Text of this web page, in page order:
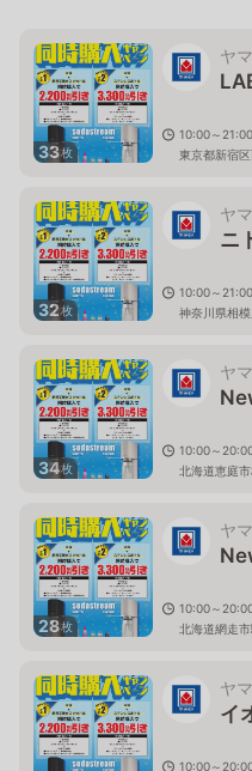
33枚
ヤ
10:00～21:00
東京都新宿
32枚
ヤ
ニ
10:00～21:00
神奈川県相
34枚
ヤ
10:00～
北海道恵庭
28枚
ヤ
10:00～
北海道網走
ヤ
イ
10:00～